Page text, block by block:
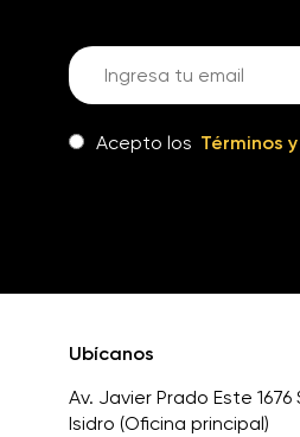
Acepto los Términos
Ubícanos
Av. Javier Prado Este 1676
Isidro (Oficina principal)